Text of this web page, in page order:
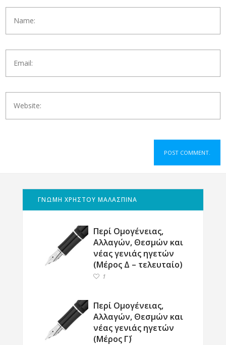
ΓΝΩΜΗ ΧΡΗΣΤΟΥ ΜΑΛΑΣΠΙΝΑ
Περί Ομογένειας,
Αλλαγών, Θεσμών και
νέας γενιάς ηγετών
(Μέρος Δ – τελευταίο)
1
Περί Ομογένειας,
Αλλαγών, Θεσμών και
νέας γενιάς ηγετών
(Μέρος Γ΄)